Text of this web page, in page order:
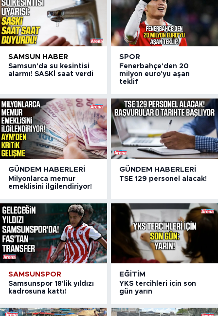
SAMSUN HABER
Samsun'da su kesintisi
alarmı! SASKİ saat verdi
SPOR
Fenerbahçe'den 20
milyon euro'yu aşan
teklif
GÜNDEM HABERLERI
Milyonlarca memur
emeklisini ilgilendiriyor!
GÜNDEM HABERLERI
TSE 129 personel alacak!
SAMSUNSPOR
Samsunspor 18'lik yıldızı
kadrosuna kattı!
EĞITIM
YKS tercihleri için son
gün yarın